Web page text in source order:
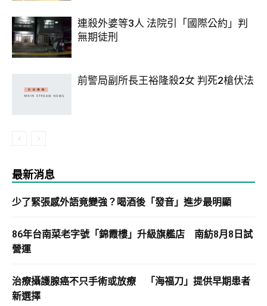
連殺外婆等3人 法院引「國際公約」判
無期徒刑
前警局副所長王裕隆殺2女 判死2槍伏法
最新消息
少了緊張感外語竟變強？喝酒後「發音」進步最明顯
86年台南菜老字號「錦霞樓」升級旗艦店 南紡8月8日試
營運
治療攝護腺癌不只手術或放療 「海福刀」提供早期患者
新選擇